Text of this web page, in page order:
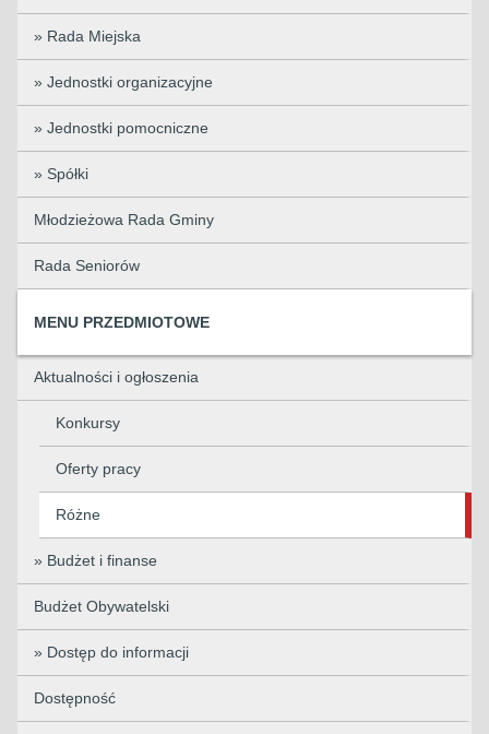
» Rada Miejska
» Jednostki organizacyjne
» Jednostki pomocniczne
» Spółki
Młodzieżowa Rada Gminy
Rada Seniorów
MENU PRZEDMIOTOWE
Aktualności i ogłoszenia
Konkursy
Oferty pracy
Różne
» Budżet i finanse
Budżet Obywatelski
» Dostęp do informacji
Dostępność